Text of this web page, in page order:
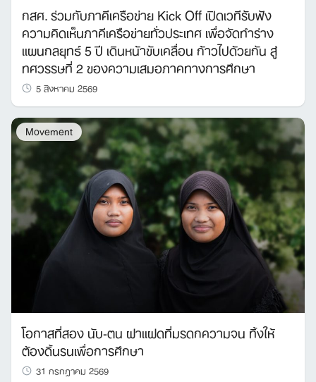
กสศ. ร่วมกับภาคีเครือข่าย Kick Off เปิดเวทีรับฟัง
ความคิดเห็นภาคีเครือข่ายทั่วประเทศ เพื่อจัดทำร่าง
แผนกลยุทธ์ 5 ปี เดินหน้าขับเคลื่อน ก้าวไปด้วยกัน สู่
ทศวรรษที่ 2 ของความเสมอภาคทางการศึกษา
5 สิงหาคม 2569
Movement
โอกาสที่สอง นับ-ตน ฝาแฝดที่มรดกความจน ทิ้งให้
ต้องดิ้นรนเพื่อการศึกษา
31 กรกฎาคม 2569